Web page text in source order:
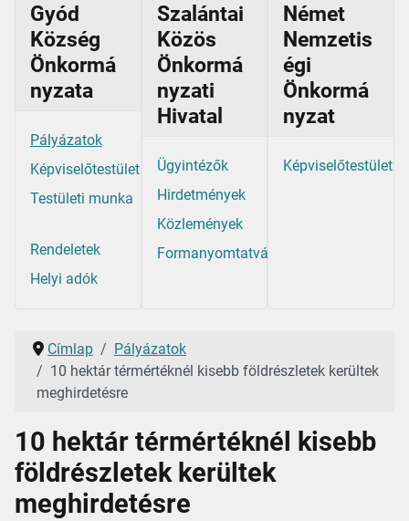
Gyód
Község
Önkormá
nyzata
Pályázatok
Képviselőtestület
Testületi munka
Rendeletek
Helyi adók
Szalántai
Közös
Önkormá
nyzati
Hivatal
Ügyintézők
Hirdetmények
Közlemények
Formanyomtatványok
Német
Nemzetis
égi
Önkormá
nyzat
Képviselőtestület
Címlap
Pályázatok
10 hektár térmértéknél kisebb földrészletek kerültek
meghirdetésre
10 hektár térmértéknél kisebb
földrészletek kerültek
meghirdetésre